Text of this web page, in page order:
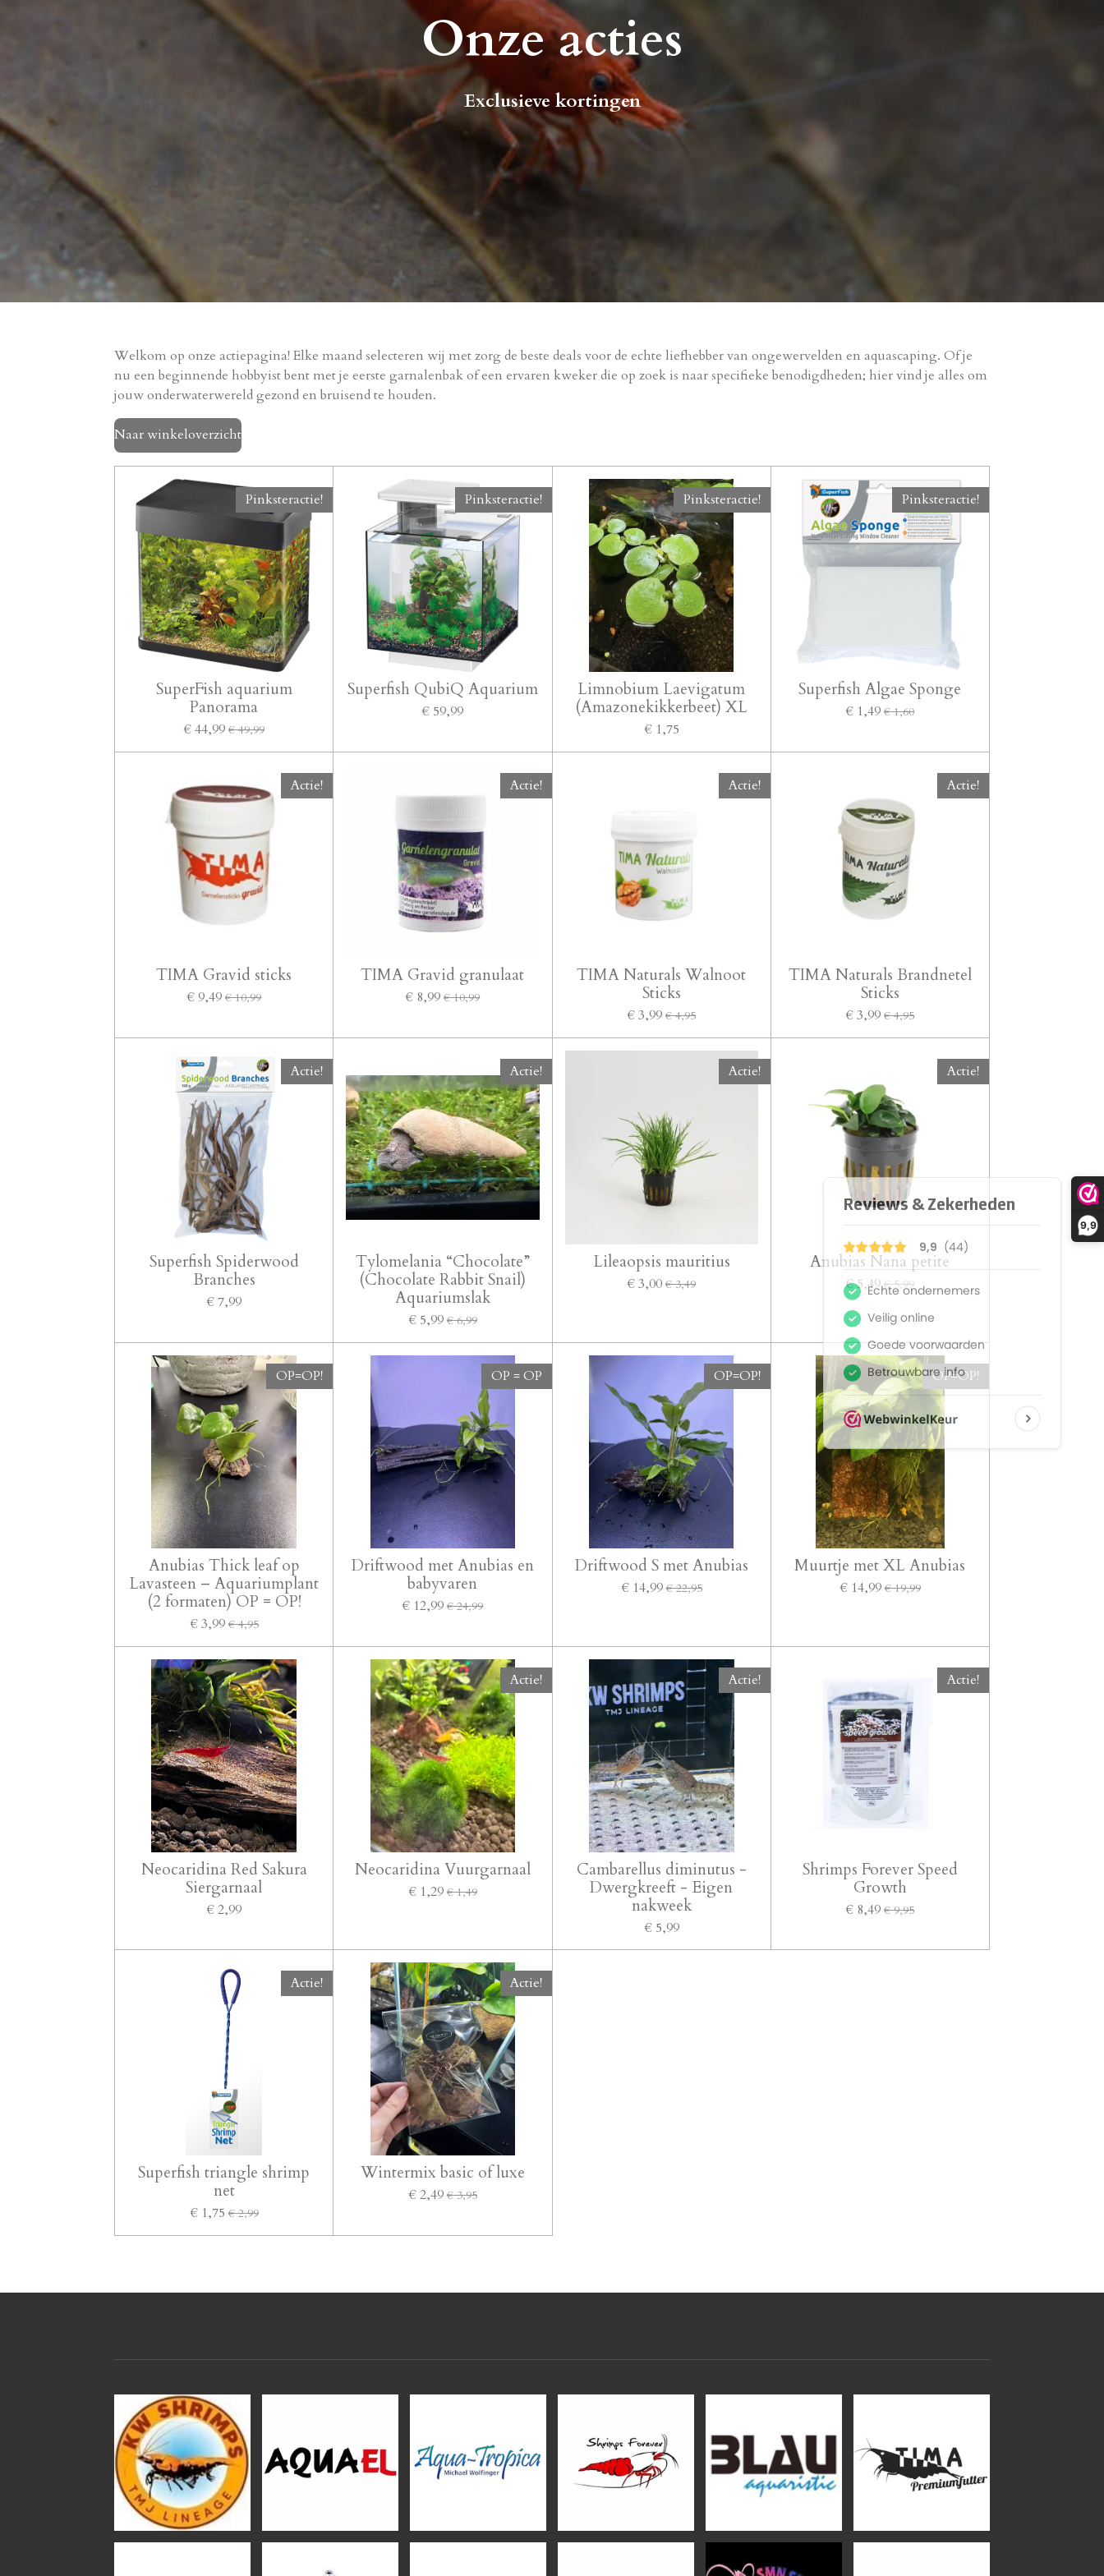
9,9
Onze acties
Exclusieve kortingen
Welkom op onze actiepagina! Elke maand selecteren wij met zorg de beste deals voor de echte liefhebber van ongewervelden en aquascaping. Of je
nu een beginnende hobbyist bent met je eerste garnalenbak of een ervaren kweker die op zoek is naar specifieke benodigdheden; hier vind je alles om
jouw onderwaterwereld gezond en bruisend te houden.
Naar winkeloverzicht
Pinksteractie!
SuperFish aquarium
Panorama
€ 44,99 € 49,99
Pinksteractie!
Superfish QubiQ Aquarium
€ 59,99
Pinksteractie!
Limnobium Laevigatum
(Amazonekikkerbeet) XL
€ 1,75
Pinksteractie!
Superfish Algae Sponge
€ 1,49 € 1,60
Actie!
TIMA Gravid sticks
€ 9,49 € 10,99
Actie!
TIMA Gravid granulaat
€ 8,99 € 10,99
Actie!
TIMA Naturals Walnoot
Sticks
€ 3,99 € 4,95
Actie!
TIMA Naturals Brandnetel
Sticks
€ 3,99 € 4,95
Actie!
Superfish Spiderwood
Branches
€ 7,99
Actie!
Tylomelania “Chocolate”
(Chocolate Rabbit Snail)
Aquariumslak
€ 5,99 € 6,99
Actie!
Lileaopsis mauritius
€ 3,00 € 3,49
Actie!
Anubias Nana petite
€ 5,49 € 5,99
OP=OP!
Anubias Thick leaf op
Lavasteen – Aquariumplant
(2 formaten) OP = OP!
€ 3,99 € 4,95
OP = OP
Driftwood met Anubias en
babyvaren
€ 12,99 € 24,99
OP=OP!
Driftwood S met Anubias
€ 14,99 € 22,95
OP=OP!
Muurtje met XL Anubias
€ 14,99 € 19,99
Neocaridina Red Sakura
Siergarnaal
€ 2,99
Actie!
Neocaridina Vuurgarnaal
€ 1,29 € 1,49
Actie!
Cambarellus diminutus -
Dwergkreeft - Eigen
nakweek
€ 5,99
Actie!
Shrimps Forever Speed
Growth
€ 8,49 € 9,95
Actie!
Superfish triangle shrimp
net
€ 1,75 € 2,99
Actie!
Wintermix basic of luxe
€ 2,49 € 3,95